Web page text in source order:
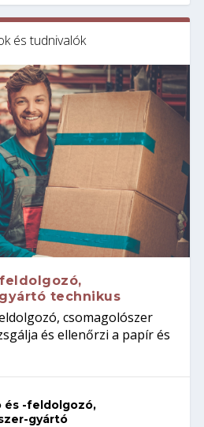
és tudnivalók
technikus
csomagolószer
és ellenőrzi a papír és
és -feldolgozó,
gyártó